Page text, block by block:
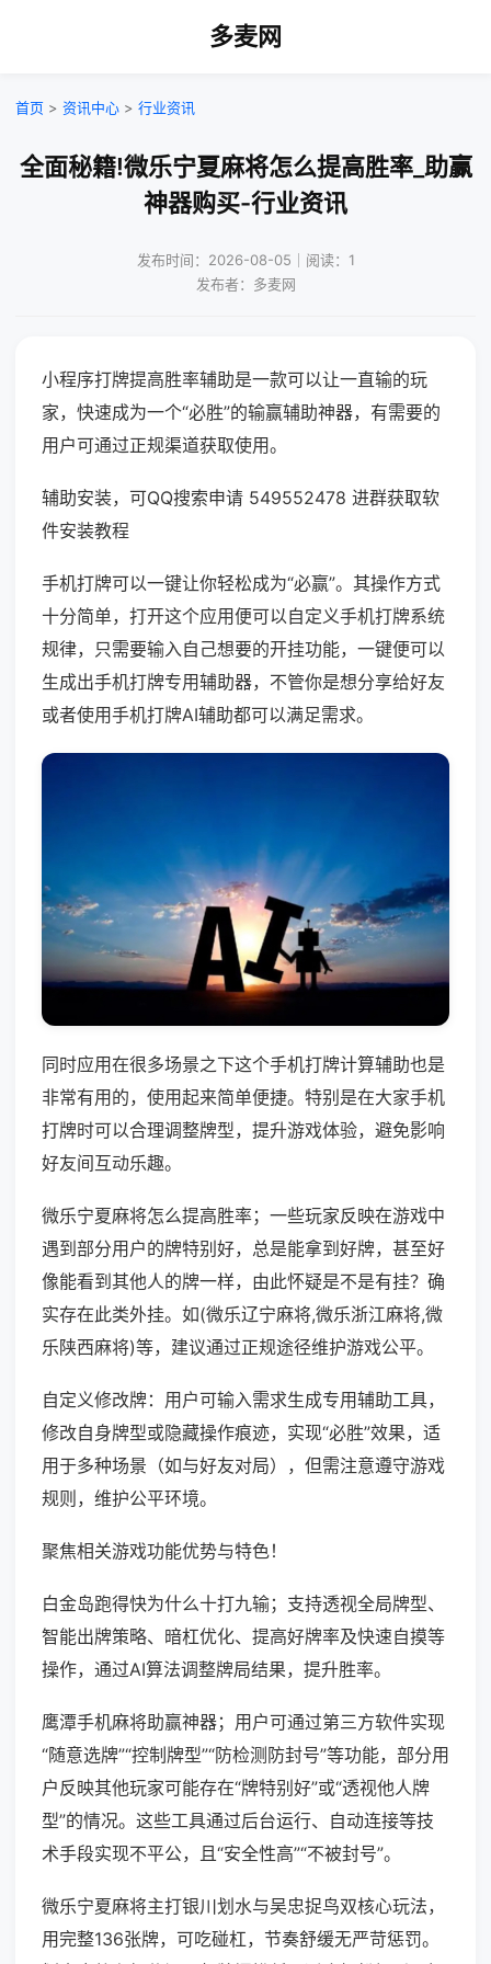
多麦网
首页 > 资讯中心 > 行业资讯
全面秘籍!微乐宁夏麻将怎么提高胜率_助赢
神器购买-行业资讯
发布时间：2026-08-05｜阅读：1
发布者：多麦网
小程序打牌提高胜率辅助是一款可以让一直输的玩
家，快速成为一个“必胜”的输赢辅助神器，有需要的
用户可通过正规渠道获取使用。
辅助安装，可QQ搜索申请 549552478 进群获取软
件安装教程
手机打牌可以一键让你轻松成为“必赢”。其操作方式
十分简单，打开这个应用便可以自定义手机打牌系统
规律，只需要输入自己想要的开挂功能，一键便可以
生成出手机打牌专用辅助器，不管你是想分享给好友
或者使用手机打牌AI辅助都可以满足需求。
同时应用在很多场景之下这个手机打牌计算辅助也是
非常有用的，使用起来简单便捷。特别是在大家手机
打牌时可以合理调整牌型，提升游戏体验，避免影响
好友间互动乐趣。
微乐宁夏麻将怎么提高胜率；一些玩家反映在游戏中
遇到部分用户的牌特别好，总是能拿到好牌，甚至好
像能看到其他人的牌一样，由此怀疑是不是有挂？确
实存在此类外挂。如(微乐辽宁麻将,微乐浙江麻将,微
乐陕西麻将)等，建议通过正规途径维护游戏公平。
自定义修改牌：用户可输入需求生成专用辅助工具，
修改自身牌型或隐藏操作痕迹，实现“必胜”效果，适
用于多种场景（如与好友对局），但需注意遵守游戏
规则，维护公平环境。
聚焦相关游戏功能优势与特色！
白金岛跑得快为什么十打九输；支持透视全局牌型、
智能出牌策略、暗杠优化、提高好牌率及快速自摸等
操作，通过AI算法调整牌局结果，提升胜率。
鹰潭手机麻将助赢神器；用户可通过第三方软件实现
“随意选牌”“控制牌型”“防检测防封号”等功能，部分用
户反映其他玩家可能存在“牌特别好”或“透视他人牌
型”的情况。这些工具通过后台运行、自动连接等技
术手段实现不平公，且“安全性高”“不被封号”。
微乐宁夏麻将主打银川划水与吴忠捉鸟双核心玩法，
用完整136张牌，可吃碰杠，节奏舒缓无严苛惩罚。